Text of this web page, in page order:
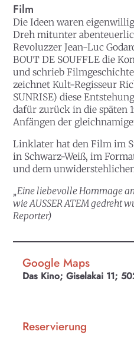
Film
Die Ideen waren
Dreh mitunter
Revoluzzer Jean-Luc
BOUT DE SOUFFLE die
und schrieb
zeichnet Kult-Regisseur
SUNRISE) diese
dafür zurück in die späten
Anfängen der
Linklater hat den Film im
in Schwarz-Weiß, im
und dem
„Eine liebevolle Hommage
wie AUSSER ATEM gedreht
Reporter)
Google Maps
Das Kino; Giselakai 11;
Reservierung